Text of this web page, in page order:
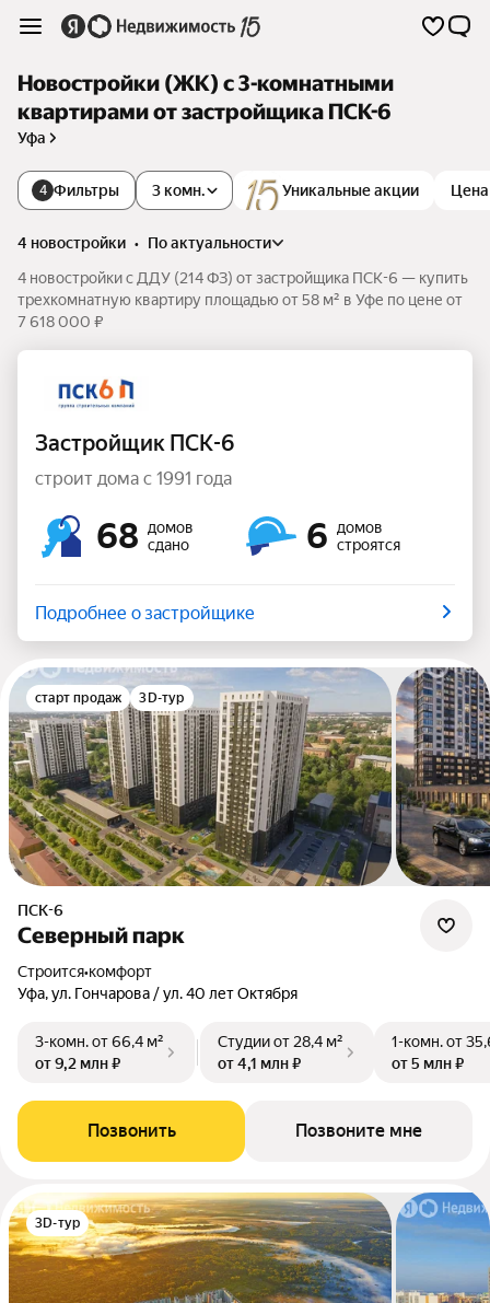
Новостройки (ЖК) с 3-комнатными
квартирами от застройщика ПСК-6
Уфа
4 Фильтры Уникальные акции Цена
3 комн.
4 новостройки •
по актуальности
4 новостройки с ДДУ (214 ФЗ) от застройщика ПСК-6 — купить
трехкомнатную квартиру площадью от 58 м² в Уфе по цене от
7 618 000 ₽
Застройщик ПСК-6
строит дома с 1991 года
68
домов
сдано
6
домов
строятся
Подробнее о застройщике
старт продаж 3D-тур
ПСК-6
Северный парк
Строится•комфорт
Уфа, ул. Гончарова / ул. 40 лет Октября
3-комн.от 66,4 м²
от 9,2 млн ₽
Студииот 28,4 м²
от 4,1 млн ₽
1-комн.от
от 5 млн ₽
Позвонить Позвоните мне
3D-тур